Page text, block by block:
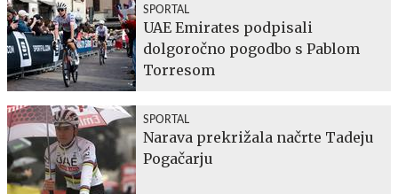
SPORTAL
UAE Emirates podpisali
dolgoročno pogodbo s Pablom
Torresom
SPORTAL
Narava prekrižala načrte Tadeju
Pogačarju